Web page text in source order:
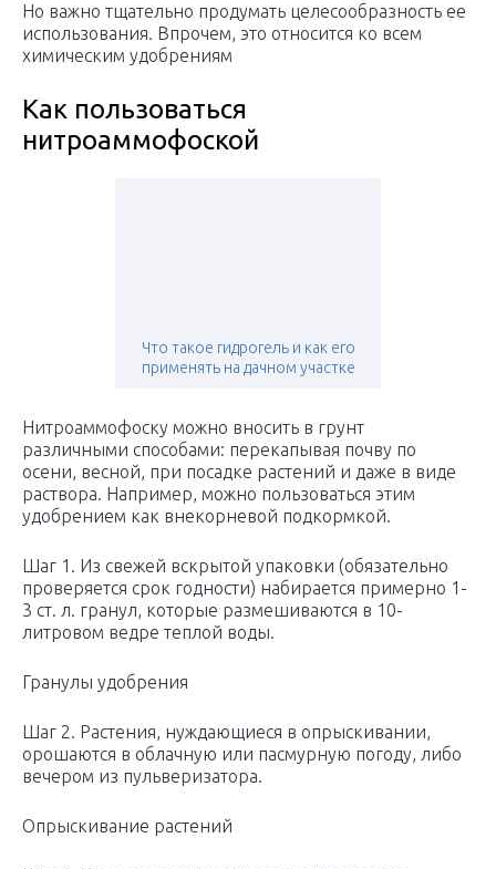
Но важно тщательно продумать целесообразность ее
использования. Впрочем, это относится ко всем
химическим удобрениям
Как пользоваться
нитроаммофоской
Что такое гидрогель и как его
применять на дачном участке
Нитроаммофоску можно вносить в грунт
различными способами: перекапывая почву по
осени, весной, при посадке растений и даже в виде
раствора. Например, можно пользоваться этим
удобрением как внекорневой подкормкой.
Шаг 1. Из свежей вскрытой упаковки (обязательно
проверяется срок годности) набирается примерно 1-
3 ст. л. гранул, которые размешиваются в 10-
литровом ведре теплой воды.
Гранулы удобрения
Шаг 2. Растения, нуждающиеся в опрыскивании,
орошаются в облачную или пасмурную погоду, либо
вечером из пульверизатора.
Опрыскивание растений